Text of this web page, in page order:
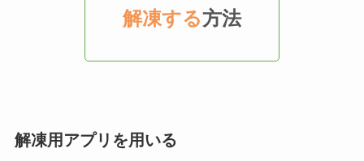
解凍する方法
解凍用アプリを用いる